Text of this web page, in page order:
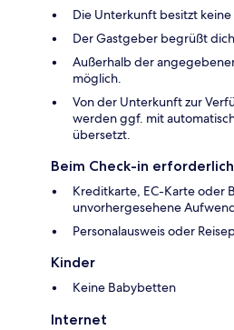
Die Unterkunft besitzt keine
Der Gastgeber begrüßt
Außerhalb der
möglich.
Von der Unterkunft zur
werden ggf. mit
übersetzt.
Beim Check-in erforderlich
Kreditkarte, EC-Karte oder
unvorhergesehene
Personalausweis oder
Kinder
Keine Babybetten
Internet